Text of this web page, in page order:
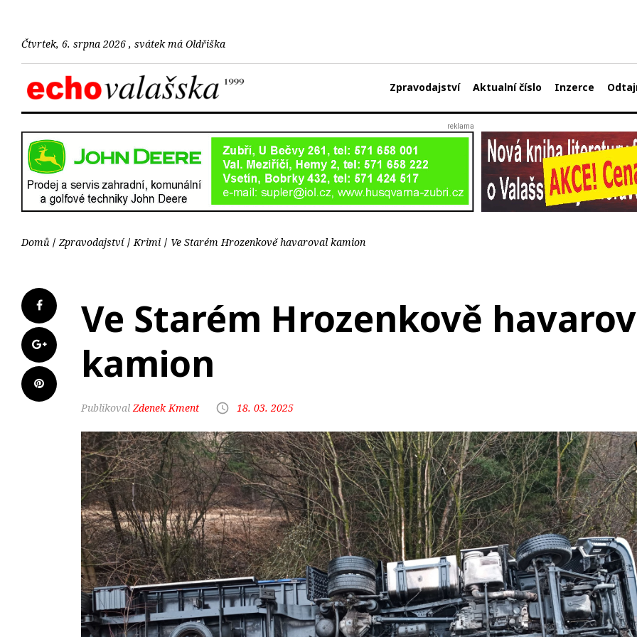
Čtvrtek, 6. srpna 2026 , svátek má Oldřiška
Zpravodajství Aktualní číslo Inzerce
Domů Zpravodajství Krimi Ve Starém Hrozenkově havaroval kamion
Ve Starém Hrozenkově
kamion
Zdenek Kment 18. 03. 2025